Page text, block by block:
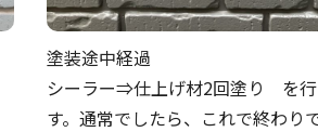
塗装途中経過
シーラー⇒仕上げ材2回塗り を行
す。通常でしたら、これで終わり